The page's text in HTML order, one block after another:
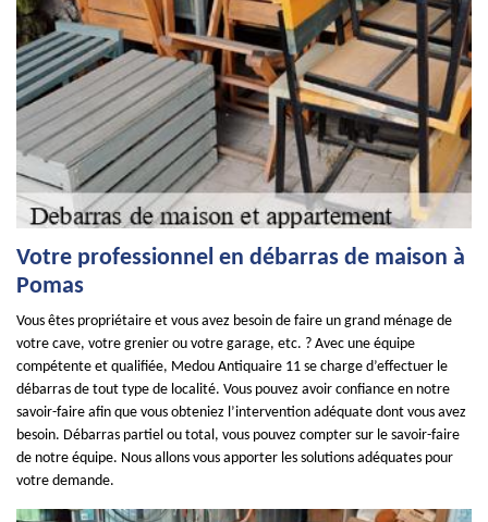
Votre professionnel en débarras de maison à
Pomas
Vous êtes propriétaire et vous avez besoin de faire un grand ménage de
votre cave, votre grenier ou votre garage, etc. ? Avec une équipe
compétente et qualifiée, Medou Antiquaire 11 se charge d’effectuer le
débarras de tout type de localité. Vous pouvez avoir confiance en notre
savoir-faire afin que vous obteniez l’intervention adéquate dont vous avez
besoin. Débarras partiel ou total, vous pouvez compter sur le savoir-faire
de notre équipe. Nous allons vous apporter les solutions adéquates pour
votre demande.